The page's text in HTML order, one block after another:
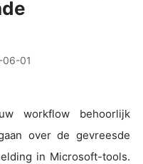
06-01
workflow behoorlijk
over de gevreesde
in Microsoft-tools.